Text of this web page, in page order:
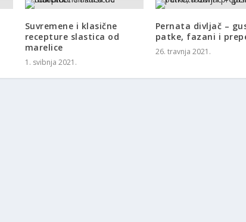
Suvremene i klasične
recepture slastica od
marelice
1. svibnja 2021.
Pernata divljač –
patke, fazani i
26. travnja 2021.